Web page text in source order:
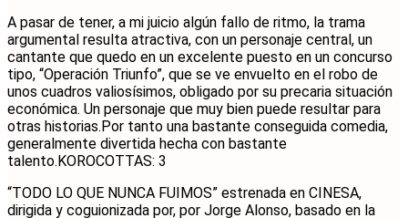
A pasar de tener, a mi juicio algún fallo de ritmo, la trama
argumental resulta atractiva, con un personaje central, un
cantante que quedo en un excelente puesto en un concurso
tipo, “Operación Triunfo”, que se ve envuelto en el robo de
unos cuadros valiosísimos, obligado por su precaria situación
económica. Un personaje que muy bien puede resultar para
otras historias.Por tanto una bastante conseguida comedia,
generalmente divertida hecha con bastante
talento.KOROCOTTAS: 3
“TODO LO QUE NUNCA FUIMOS” estrenada en CINESA,
dirigida y coguionizada por, por Jorge Alonso, basado en la